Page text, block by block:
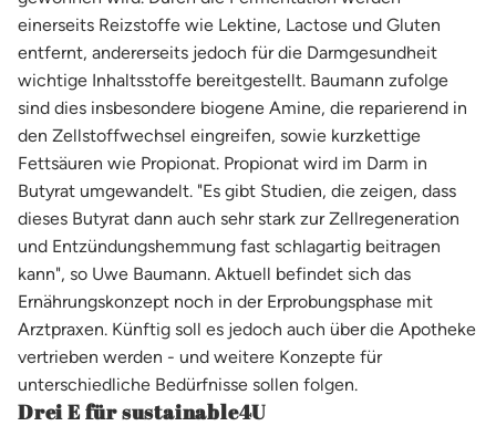
einerseits Reizstoffe wie Lektine, Lactose und Gluten
entfernt, andererseits jedoch für die Darmgesundheit
wichtige Inhaltsstoffe bereitgestellt. Baumann zufolge
sind dies insbesondere biogene Amine, die reparierend in
den Zellstoffwechsel eingreifen, sowie kurzkettige
Fettsäuren wie Propionat. Propionat wird im Darm in
Butyrat umgewandelt. "Es gibt Studien, die zeigen, dass
dieses Butyrat dann auch sehr stark zur Zellregeneration
und Entzündungshemmung fast schlagartig beitragen
kann", so Uwe Baumann. Aktuell befindet sich das
Ernährungskonzept noch in der Erprobungsphase mit
Arztpraxen. Künftig soll es jedoch auch über die Apotheke
vertrieben werden - und weitere Konzepte für
unterschiedliche Bedürfnisse sollen folgen.
Drei E für sustainable4U